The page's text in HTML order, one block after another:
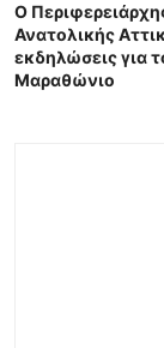
Ο
Ανατολικής
εκδηλώσεις για
Μαραθώνιο